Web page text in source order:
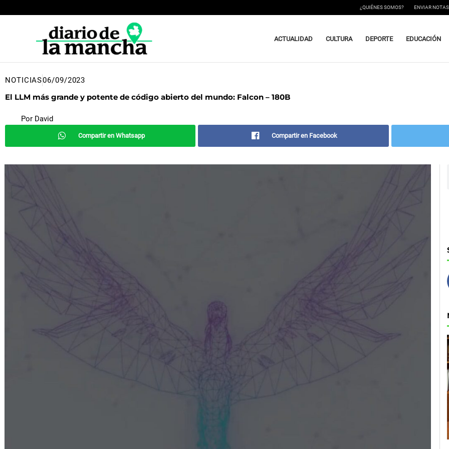
al
¿QUIÉNES SOMOS? ENVIAR
ACTUALIDAD CULTURA DEPORTE EDUCACIÓN
NOTICIAS06/09/2023
El LLM más grande y potente de código abierto del mundo: Falcon – 180B
Por David
Compartir en Whatsapp Compartir en Facebook